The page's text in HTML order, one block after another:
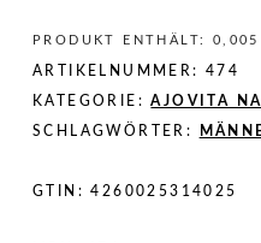
quantity
PRODUKT ENTHÄLT:
ARTIKELNUMMER: 474
KATEGORIE:AJOVITA
SCHLAGWÖRTER:
GTIN:4260025314025